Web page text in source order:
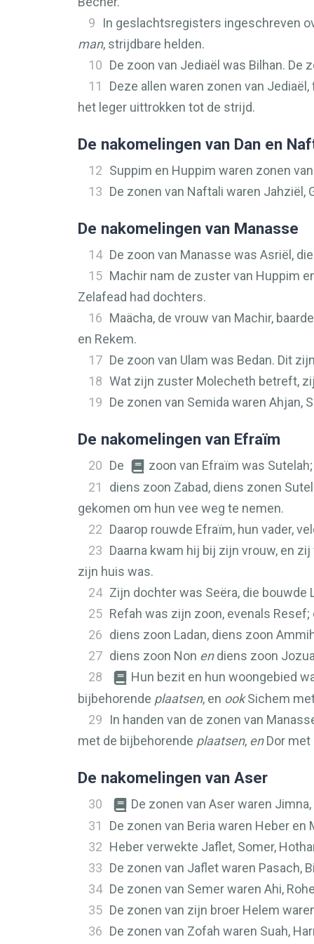
9
In geslachtsregisters ingeschreven
man, strijdbare helden.
10 De zoon van Jediaël was Bilhan. De
11
Deze allen waren zonen van
het leger uittrokken tot de strijd.
De nakomelingen van Dan en
12 Suppim en Huppim waren zonen
13 De zonen van Naftali waren Jahziël,
De nakomelingen van Manasse
14 De zoon van Manasse was Asriël,
15 Machir nam de zuster van Huppim
Zelafead had dochters.
16 Maächa, de vrouw van Machir,
en Rekem.
17 De zoon van Ulam was Bedan. Dit
18 Wat zijn zuster Molecheth betreft,
19 De zonen van Semida waren Ahjan,
De nakomelingen van Efraïm
20 De
zoon van Efraïm was
21
diens zoon Zabad, diens zonen
gekomen om hun vee weg te nemen.
22 Daarop rouwde Efraïm, hun vader,
23 Daarna kwam hij bij zijn vrouw, en
zijn huis was.
24 Zijn dochter was Seëra, die bouwde
25 Refah was zijn zoon, evenals
26 diens zoon Ladan, diens zoon
27 diens zoon Non endiens zoon
28
Hun bezit en hun woongebied
bijbehorende plaatsen, en ookSichem
29
In handen van de zonen van
met de bijbehorende plaatsen, enDor met
De nakomelingen van Aser
30
De zonen van Aser waren
31
De zonen van Beria waren Heber en
32 Heber verwekte Jaflet, Somer,
33 De zonen van Jaflet waren Pasach,
34 De zonen van Semer waren Ahi,
35 De zonen van zijn broer Helem
36 De zonen van Zofah waren Suah,